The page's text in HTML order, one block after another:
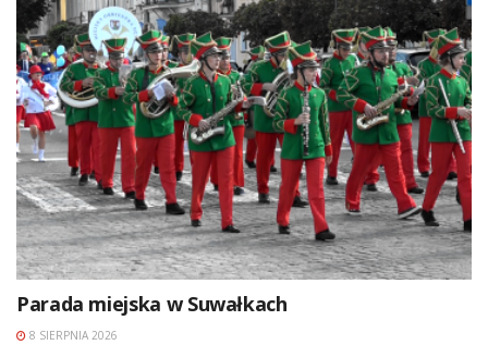
Parada miejska w Suwałkach
8 SIERPNIA 2026